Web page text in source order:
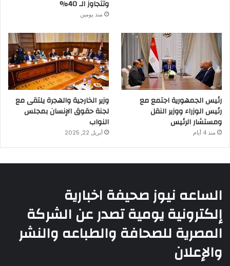
وتتجاوز الـ 40%
منذ يومين
رئيس الجمهورية اجتمع مع
رئيس الوزراء ووزير النقل
ومستشار الرئيس
منذ 4 أيام
وزير الخارجية والهجرة يلتقى مع
لجنة حقوق الإنسان بمجلس
النواب
أبريل 22, 2025
الساعه نيوز صحيفة اخبارية
إلكترونية يومية تصدر عن الشركة
المصرية للصحافة والطباعه والنشر
والإعلان